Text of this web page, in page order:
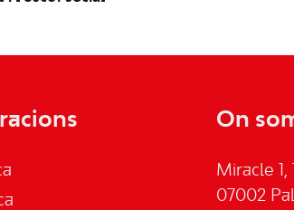
On
Miracle 1,
07002